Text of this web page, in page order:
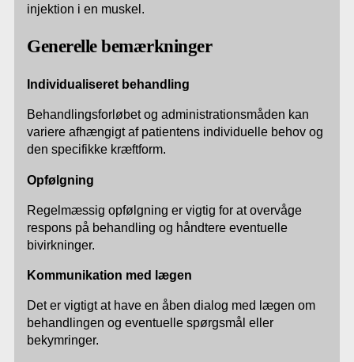
injektion i en muskel.
Generelle bemærkninger
Individualiseret behandling
Behandlingsforløbet og administrationsmåden kan
variere afhængigt af patientens individuelle behov og
den specifikke kræftform.
Opfølgning
Regelmæssig opfølgning er vigtig for at overvåge
respons på behandling og håndtere eventuelle
bivirkninger.
Kommunikation med lægen
Det er vigtigt at have en åben dialog med lægen om
behandlingen og eventuelle spørgsmål eller
bekymringer.